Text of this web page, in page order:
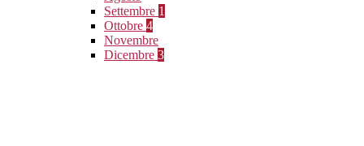
Settembre 1
Ottobre 4
Novembre
Dicembre 3